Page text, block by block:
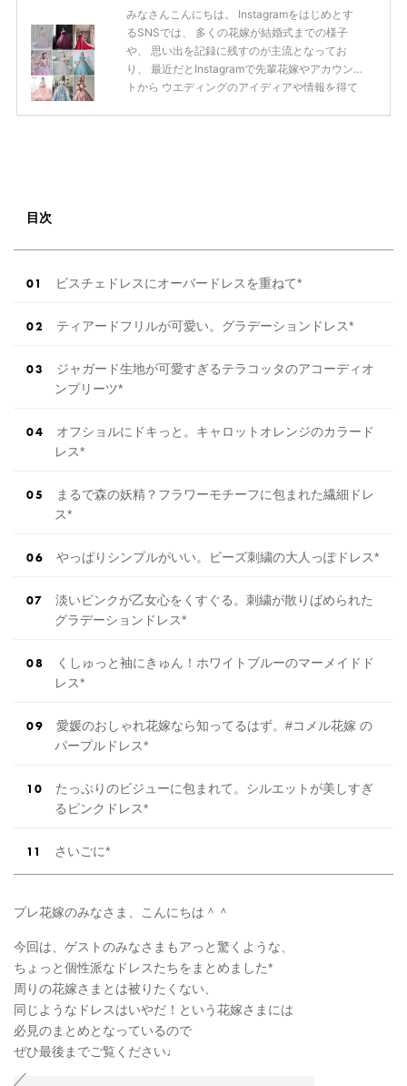
みなさんこんにちは。 Instagramをはじめとす
るSNSでは、 多くの花嫁が結婚式までの様子
や、 思い出を記録に残すのが主流となってお
り、 最近だとInstagramで先輩花嫁やアカウン
トから ウエディングのアイディアや情報を得て
目次
ビスチェドレスにオーバードレスを重ねて*
ティアードフリルが可愛い。グラデーションドレス*
ジャガード生地が可愛すぎるテラコッタのアコーディオ
ンプリーツ*
オフショルにドキっと。キャロットオレンジのカラード
レス*
まるで森の妖精？フラワーモチーフに包まれた繊細ドレ
ス*
やっぱりシンプルがいい。ビーズ刺繍の大人っぽドレス*
淡いピンクが乙女心をくすぐる。刺繍が散りばめられた
グラデーションドレス*
くしゅっと袖にきゅん！ホワイトブルーのマーメイドド
レス*
愛媛のおしゃれ花嫁なら知ってるはず。#コメル花嫁 の
パープルドレス*
たっぷりのビジューに包まれて。シルエットが美しすぎ
るピンクドレス*
さいごに*
プレ花嫁のみなさま、こんにちは＾＾
今回は、ゲストのみなさまもアっと驚くような、
ちょっと個性派なドレスたちをまとめました*
周りの花嫁さまとは被りたくない、
同じようなドレスはいやだ！という花嫁さまには
必見のまとめとなっているので
ぜひ最後までご覧ください♩